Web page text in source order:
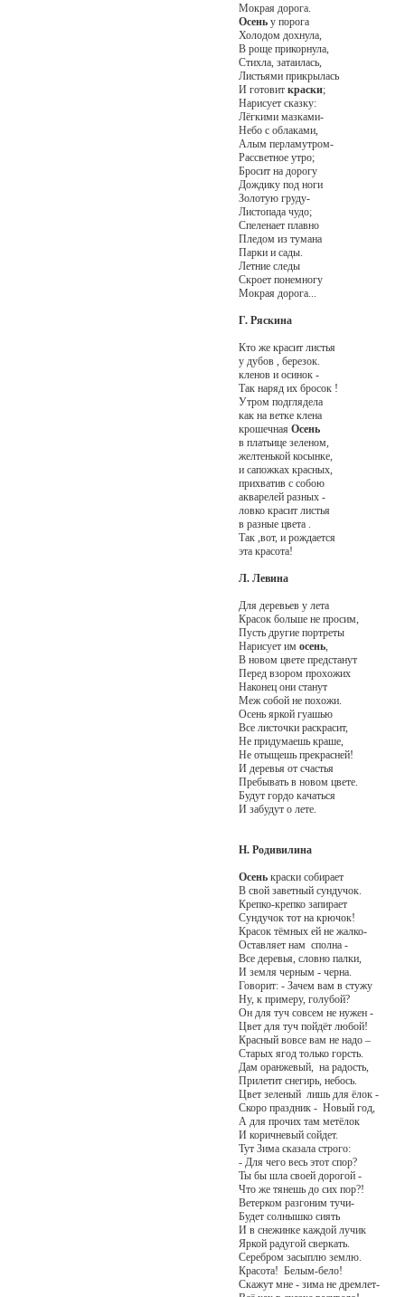
Мокрая дорога.
Осеньу порога
Холодом дохнула,
В роще прикорнула,
Стихла, затаилась,
Листьями прикрылась
И готовит краски;
Нарисует сказку:
Лёгкими мазками-
Небо с облаками,
Алым перламутром-
Рассветное утро;
Бросит на дорогу
Дождику под ноги
Золотую груду-
Листопада чудо;
Спеленает плавно
Пледом из тумана
Парки и сады.
Летние следы
Скроет понемногу
Мокрая дорога...
Г. Ряскина
Кто же красит листья
у дубов , березок.
кленов и осинок -
Так наряд их бросок !
Утром подглядела
как на ветке клена
крошечная Осень
в платьице зеленом,
желтенькой косынке,
и сапожках красных,
прихватив с собою
акварелей разных -
ловко красит листья
в разные цвета .
Так ,вот, и рождается
эта красота!
Л. Левина
Для деревьев у лета
Красок больше не просим,
Пусть другие портреты
Нарисует им осень,
В новом цвете предстанут
Перед взором прохожих
Наконец они станут
Меж собой не похожи.
Осень яркой гуашью
Все листочки раскрасит,
Не придумаешь краше,
Не отыщешь прекрасней!
И деревья от счастья
Пребывать в новом цвете.
Будут гордо качаться
И забудут о лете.
Н. Родивилина
Осенькраски собирает
В свой заветный сундучок.
Крепко-крепко запирает
Сундучок тот на крючок!
Красок тёмных ей не жалко-
Оставляет нам сполна -
Все деревья, словно палки,
И земля черным - черна.
Говорит: - Зачем вам в стужу
Ну, к примеру, голубой?
Он для туч совсем не нужен -
Цвет для туч пойдёт любой!
Красный вовсе вам не надо –
Старых ягод только горсть.
Дам оранжевый, на радость,
Прилетит снегирь, небось.
Цвет зеленый лишь для ёлок -
Скоро праздник - Новый год,
А для прочих там метёлок
И коричневый сойдет.
Тут Зима сказала строго:
- Для чего весь этот спор?
Ты бы шла своей дорогой -
Что же тянешь до сих пор?!
Ветерком разгоним тучи-
Будет солнышко сиять
И в снежинке каждой лучик
Яркой радугой сверкать.
Серебром засыплю землю.
Красота! Белым-бело!
Скажут мне - зима не дремлет-